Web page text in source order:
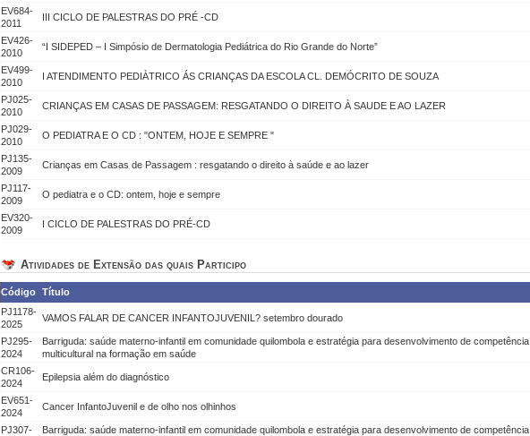
EV684-
2011
III CICLO DE PALESTRAS DO PRÉ -CD
EV426-
2010
“I SIDEPED – I Simpósio de Dermatologia Pediátrica do Rio Grande do Norte”
EV499-
2010
I ATENDIMENTO PEDIÀTRICO ÁS CRIANÇAS DA ESCOLA CL. DEMÓCRITO DE SOUZA
PJ025-
2010
CRIANÇAS EM CASAS DE PASSAGEM: RESGATANDO O DIREITO À SAUDE E AO LAZER
PJ029-
2010
O PEDIATRA E O CD : "ONTEM, HOJE E SEMPRE "
PJ135-
2009
Crianças em Casas de Passagem : resgatando o direito à saúde e ao lazer
PJ117-
2009
O pediatra e o CD: ontem, hoje e sempre
EV320-
2009
I CICLO DE PALESTRAS DO PRÉ-CD
Atividades de Extensão das quais Participo
Código Título
PJ1178-
2025
VAMOS FALAR DE CANCER INFANTOJUVENIL? setembro dourado
PJ295-
2024
Barriguda: saúde materno-infantil em comunidade quilombola e estratégia para desenvolvimento de competência
multicultural na formação em saúde
CR106-
2024
Epilepsia além do diagnóstico
EV651-
2024
Cancer InfantoJuvenil e de olho nos olhinhos
PJ307-
Barriguda: saúde materno-infantil em comunidade quilombola e estratégia para desenvolvimento de competência